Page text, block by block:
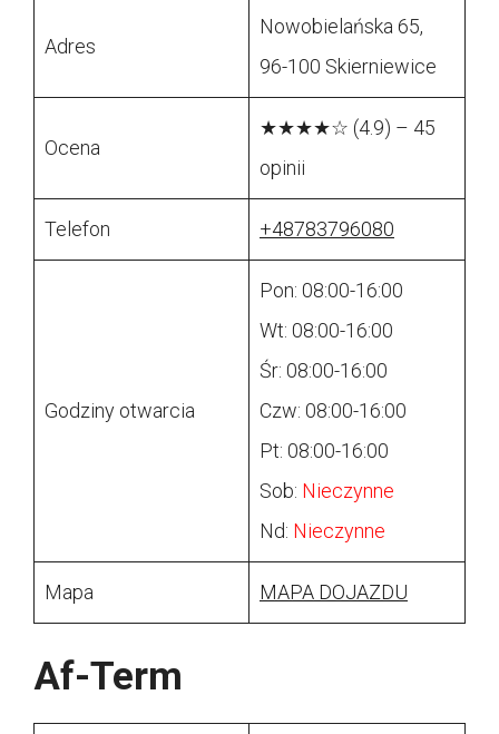
Adres
Nowobielańska 65,
96-100 Skierniewice
Ocena
★★★★☆ (4.9) – 45
opinii
Telefon +48783796080
Godziny otwarcia
Pon: 08:00-16:00
Wt: 08:00-16:00
Śr: 08:00-16:00
Czw: 08:00-16:00
Pt: 08:00-16:00
Sob: Nieczynne
Nd: Nieczynne
Mapa MAPA DOJAZDU
Af-Term